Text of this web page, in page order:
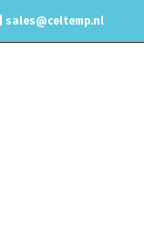
sales@celtemp.nl